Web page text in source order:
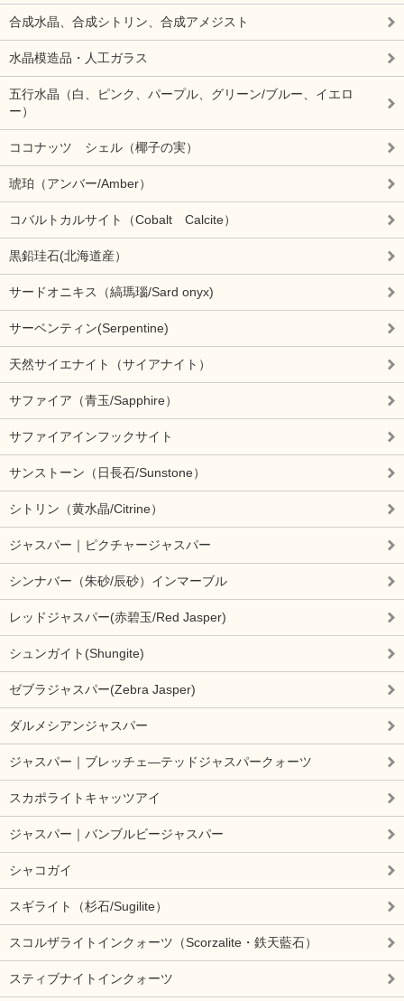
合成水晶、合成シトリン、合成アメジスト
水晶模造品・人工ガラス
五行水晶（白、ピンク、パープル、グリーン/ブルー、イエロ
ー）
ココナッツ シェル（椰子の実）
琥珀（アンバー/Amber）
コバルトカルサイト（Cobalt Calcite）
黒鉛珪石(北海道産）
サードオニキス（縞瑪瑙/Sard onyx)
サーベンティン(Serpentine)
天然サイエナイト（サイアナイト）
サファイア（青玉/Sapphire）
サファイアインフックサイト
サンストーン（日長石/Sunstone）
シトリン（黄水晶/Citrine）
ジャスパー｜ピクチャージャスパー
シンナバー（朱砂/辰砂）インマーブル
レッドジャスパー(赤碧玉/Red Jasper)
シュンガイト(Shungite)
ゼブラジャスパー(Zebra Jasper)
ダルメシアンジャスパー
ジャスパー｜ブレッチェ―テッドジャスパークォーツ
スカポライトキャッツアイ
ジャスパー｜バンブルビージャスパー
シャコガイ
スギライト（杉石/Sugilite）
スコルザライトインクォーツ（Scorzalite・鉄天藍石）
スティブナイトインクォーツ